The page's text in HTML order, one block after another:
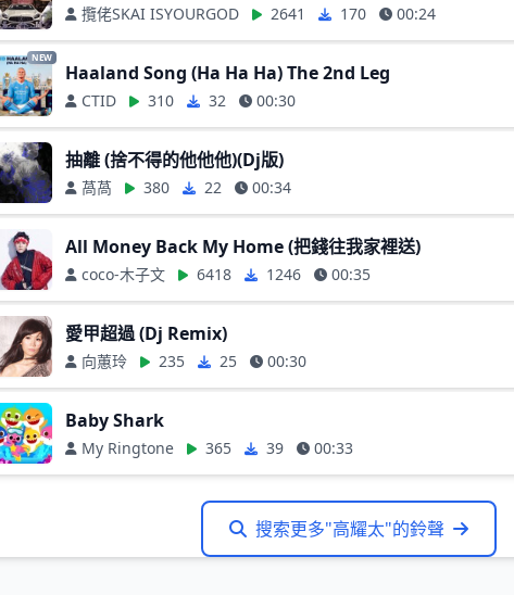
攬佬SKAI ISYOURGOD 2641 170 00:24
NEW
Haaland Song (Ha Ha Ha) The 2nd Leg
CTID 310 32 00:30
抽離 (捨不得的他他他)(Dj版)
萵萵 380 22 00:34
All Money Back My Home (把錢往我家裡送)
coco-木子文 6418 1246 00:35
愛甲超過 (Dj Remix)
向蕙玲 235 25 00:30
Baby Shark
My Ringtone 365 39 00:33
搜索更多"高耀太"的鈴聲